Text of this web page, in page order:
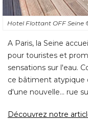
Hotel Flottant OFF Seine
A Paris, la Seine
pour touristes et
sensations sur l'eau.
ce bâtiment atypique
d'une nouvelle... rue
Découvrez notre